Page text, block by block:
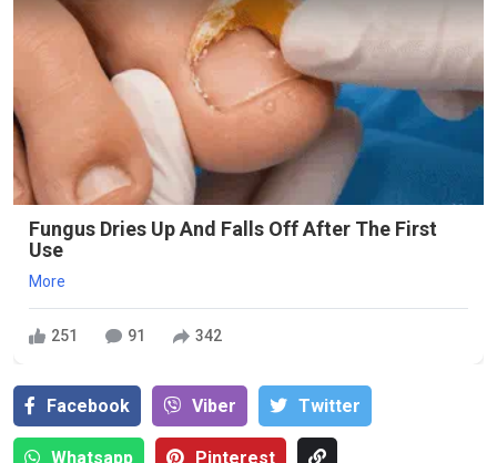
Fungus Dries Up And Falls Off After The First
Use
More
251 91 342
Facebook Viber Тwitter
Whatsapp Pinterest